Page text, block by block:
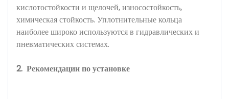
кислотостойкости и щелочей, износостойкость,
химическая стойкость. Уплотнительные кольца
наиболее широко используются в гидравлических и
пневматических системах.
2. Рекомендации по установке